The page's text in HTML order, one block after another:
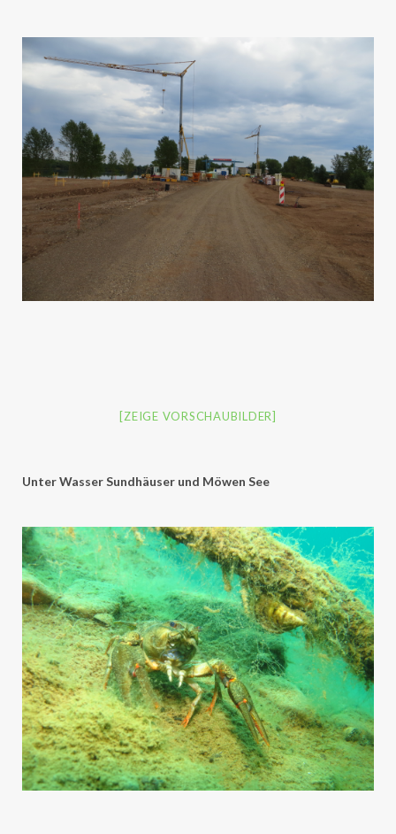
[ZEIGE VORSCHAUBILDER]
Unter Wasser Sundhäuser und Möwen See